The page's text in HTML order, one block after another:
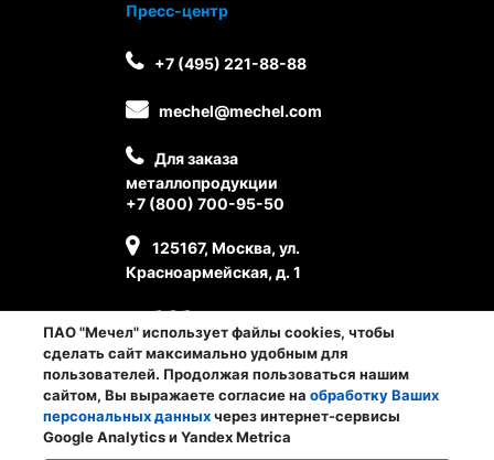
Личный кабинет сотрудника
Пресс-центр
+7 (495) 221-88-88
mechel@mechel.com
Для заказа
металлопродукции
+7 (800) 700-95-50
125167, Москва, ул.
Красноармейская, д. 1
ПАО "Мечел" использует файлы cookies, чтобы
сделать сайт максимально удобным для
пользователей. Продолжая пользоваться нашим
сайтом, Вы выражаете согласие на обработку Ваших
персональных данныхчерез интернет-сервисы
Google Analytics и Yandex Metrica